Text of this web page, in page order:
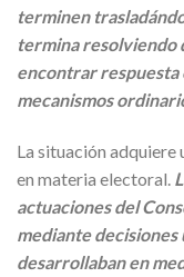
terminen
termina resolviendo
encontrar respuesta
mecanismos
La situación
en materia electoral.
actuaciones del
mediante decisiones
desarrollaban en